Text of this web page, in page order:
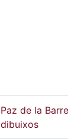
Paz de la
dibuixos